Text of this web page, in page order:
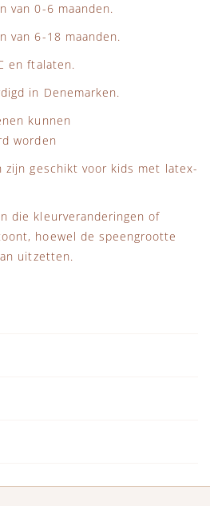
van 0-6 maanden.
van 6-18 maanden.
en ftalaten.
in Denemarken.
kunnen
worden
zijn geschikt voor kids met latex-
die kleurveranderingen of
hoewel de speengrootte
uitzetten.